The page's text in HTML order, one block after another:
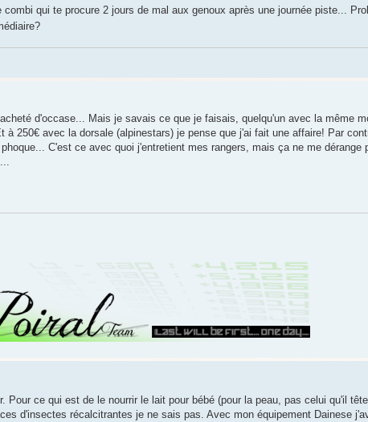
qui te procure 2 jours de mal aux genoux après une journée piste...
d'occase... Mais je savais ce que je faisais, quelqu'un avec la même
250€ avec la dorsale (alpinestars) je pense que j'ai fait une affaire! Par
C'est ce avec quoi j'entretient mes rangers, mais ça ne me dérange
Pour ce qui est de le nourrir le lait pour bébé (pour la peau, pas celui qu'il tête
d'insectes récalcitrantes je ne sais pas. Avec mon équipement Dainese